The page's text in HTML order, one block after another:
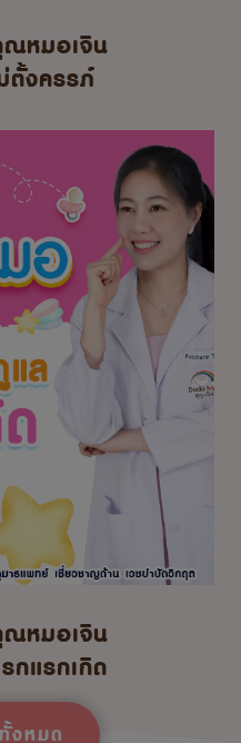
ณหมอเจิน
งครรภ์
ณหมอเจิน
กแรกเกิด
งหมด